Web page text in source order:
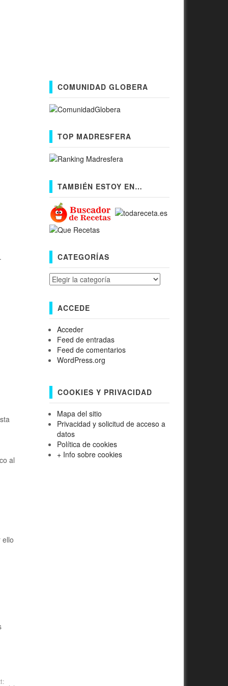
al
ello
COMUNIDAD GLOBERA
TOP MADRESFERA
TAMBIÉN ESTOY EN…
CATEGORÍAS
Categorías
ACCEDE
Acceder
Feed de entradas
Feed de comentarios
WordPress.org
COOKIES Y PRIVACIDAD
Mapa del sitio
Privacidad y solicitud de acceso a
datos
Política de cookies
+ Info sobre cookies